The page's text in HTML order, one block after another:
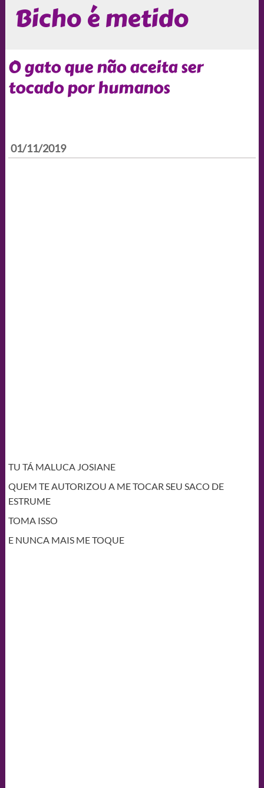
Bicho é metido
O gato que não aceita ser
tocado por humanos
01/11/2019
TU TÁ MALUCA JOSIANE
QUEM TE AUTORIZOU A ME TOCAR SEU SACO DE
ESTRUME
TOMA ISSO
E NUNCA MAIS ME TOQUE